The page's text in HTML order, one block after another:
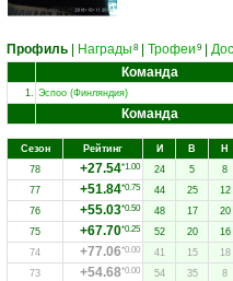
Профиль Награды 8 Трофеи 9
Команда
1. Эспоо (Финляндия)
Команда
Сезон Рейтинг И В Н
78
+27.54*1.00 24 5 8
77
+51.84*0.75 44 25 12
76
+55.03*0.50 48 17 20
75
+67.70*0.25 52 20 16
74
+77.06*0.00 41 15 18
73
+54.68*0.00 54 35 8